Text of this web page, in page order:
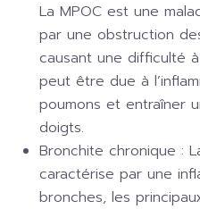
La MPOC est une
par une obstruction
causant une difficulté
peut être due à
poumons et entraîner
doigts.
Bronchite chronique :
caractérise par une
bronches, les